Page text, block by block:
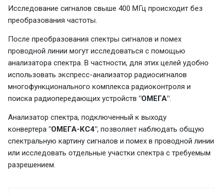
Исследование сигналов свыше 400 МГц происходит без
преобразования частоты.
После преобразования спектры сигналов и помех
проводной линии могут исследоваться с помощью
анализатора спектра. В частности, для этих целей удобно
использовать экспресс-анализатор радиосигналов
многофункционального комплекса радиоконтроля и
поиска радиопередающих устройств "ОМЕГА".
Анализатор спектра, подключенный к выходу
конвертера "ОМЕГА-КС4", позволяет наблюдать общую
спектральную картину сигналов и помех в проводной линии
или исследовать отдельные участки спектра с требуемым
разрешением.